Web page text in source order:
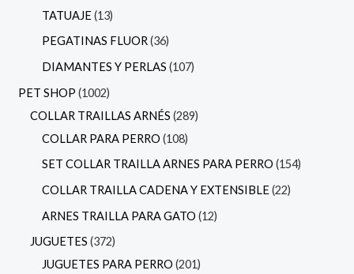
TATUAJE 13
PEGATINAS FLUOR 36
DIAMANTES Y PERLAS 107
PET SHOP 1002
COLLAR TRAILLAS ARNÉS 289
COLLAR PARA PERRO 108
SET COLLAR TRAILLA ARNES PARA PERRO 154
COLLAR TRAILLA CADENA Y EXTENSIBLE 22
ARNES TRAILLA PARA GATO 12
JUGUETES 372
JUGUETES PARA PERRO 201